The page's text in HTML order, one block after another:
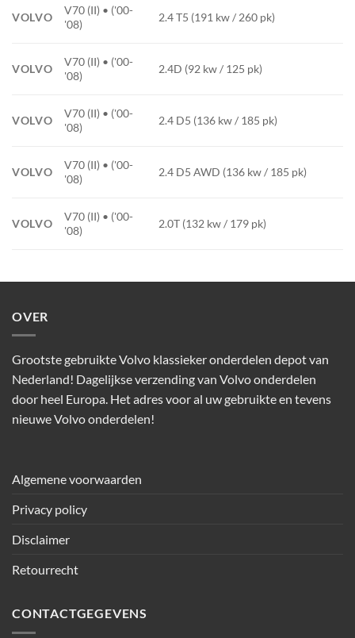
VOLVO
V70 (II) • ('00-
'08)
2.4 T5 (191 kw / 260 pk)
VOLVO
V70 (II) • ('00-
'08)
2.4D (92 kw / 125 pk)
VOLVO
V70 (II) • ('00-
'08)
2.4 D5 (136 kw / 185 pk)
VOLVO
V70 (II) • ('00-
'08)
2.4 D5 AWD (136 kw / 185 pk)
VOLVO
V70 (II) • ('00-
'08)
2.0T (132 kw / 179 pk)
OVER
Grootste gebruikte Volvo klassieker onderdelen depot van
Nederland! Dagelijkse verzending van Volvo onderdelen
door heel Europa. Het adres voor al uw gebruikte en tevens
nieuwe Volvo onderdelen!
Algemene voorwaarden
Privacy policy
Disclaimer
Retourrecht
CONTACTGEGEVENS